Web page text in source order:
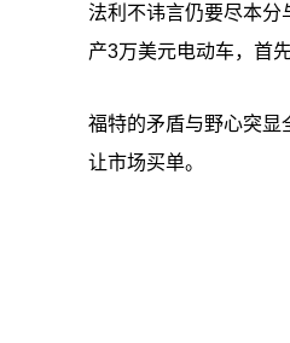
法利不讳言仍要尽本分
产3万美元电动车，首
福特的矛盾与野心突显
让市场买单。